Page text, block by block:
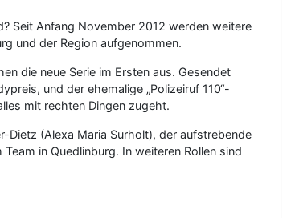
Seit Anfang November 2012 werden weitere
und der Region aufgenommen.
die neue Serie im Ersten aus. Gesendet
und der ehemalige „Polizeiruf 110“-
mit rechten Dingen zugeht.
Dietz (Alexa Maria Surholt), der aufstrebende
in Quedlinburg. In weiteren Rollen sind